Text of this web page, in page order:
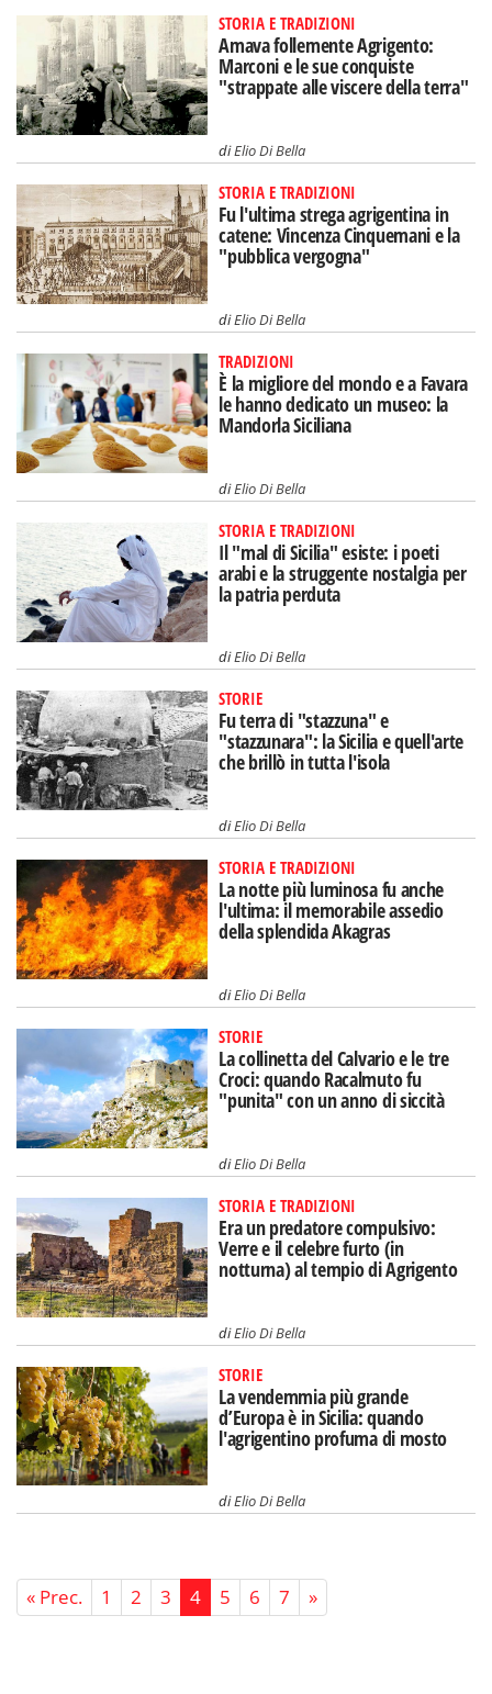
STORIA E TRADIZIONI
Amava follemente Agrigento:
Marconi e le sue conquiste
"strappate alle viscere della terra"
diElio Di Bella
STORIA E TRADIZIONI
Fu l'ultima strega agrigentina in
catene: Vincenza Cinquemani e la
"pubblica vergogna"
diElio Di Bella
TRADIZIONI
È la migliore del mondo e a Favara
le hanno dedicato un museo: la
Mandorla Siciliana
diElio Di Bella
STORIA E TRADIZIONI
Il "mal di Sicilia" esiste: i poeti
arabi e la struggente nostalgia per
la patria perduta
diElio Di Bella
STORIE
Fu terra di "stazzuna" e
"stazzunara": la Sicilia e quell'arte
che brillò in tutta l'isola
diElio Di Bella
STORIA E TRADIZIONI
La notte più luminosa fu anche
l'ultima: il memorabile assedio
della splendida Akagras
diElio Di Bella
STORIE
La collinetta del Calvario e le tre
Croci: quando Racalmuto fu
"punita" con un anno di siccità
diElio Di Bella
STORIA E TRADIZIONI
Era un predatore compulsivo:
Verre e il celebre furto (in
notturna) al tempio di Agrigento
diElio Di Bella
STORIE
La vendemmia più grande
d’Europa è in Sicilia: quando
l'agrigentino profuma di mosto
diElio Di Bella
« Prec. 1 2 3 4 5 6 7 »